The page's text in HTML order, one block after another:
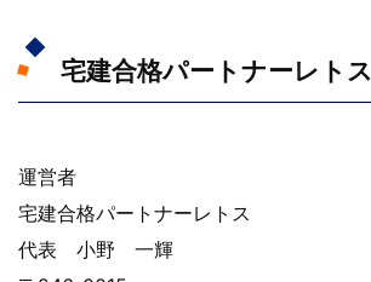
宅建合格パートナーレトス
運営者
宅建合格パートナーレトス
代表 小野 一輝